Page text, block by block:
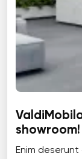
showroom!
Enim